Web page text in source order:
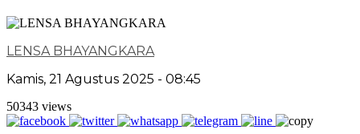
LENSA BHAYANGKARA
Kamis, 21 Agustus 2025 - 08:45
50343 views